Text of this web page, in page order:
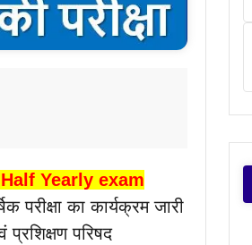
Half Yearly exam
परीक्षा का कार्यक्रम जारी
प्रशिक्षण परिषद